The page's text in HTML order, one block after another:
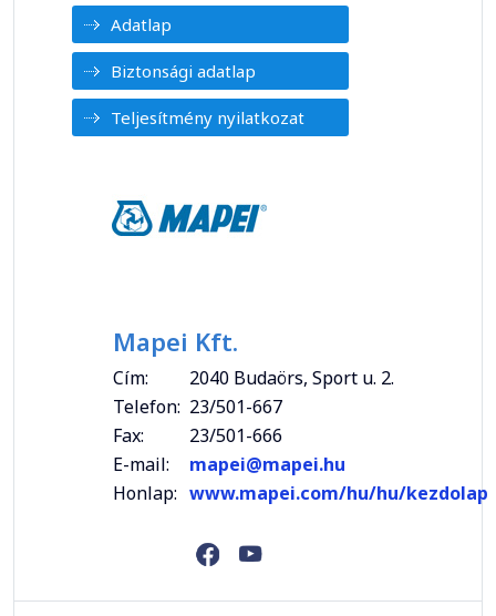
Adatlap
Biztonsági adatlap
Teljesítmény nyilatkozat
Mapei Kft.
Cím:
2040 Budaörs, Sport u. 2.
Telefon: 23/501-667
Fax:
23/501-666
E-mail:
mapei@mapei.hu
Honlap: www.mapei.com/hu/hu/kezdolap